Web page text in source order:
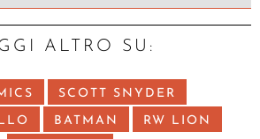
ALTRO SU:
SCOTT SNYDER
BATMAN RW LION